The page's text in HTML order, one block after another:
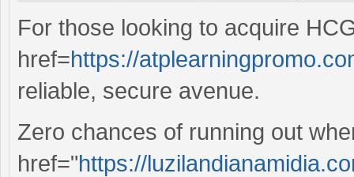
For those looking to acquire
href=https://
reliable, secure avenue.
Zero chances of running out
href="https://